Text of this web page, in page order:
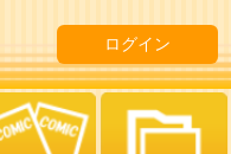
ログイン